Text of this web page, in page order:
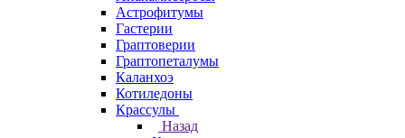
Астрофитумы
Гастерии
Граптоверии
Граптопеталумы
Каланхоэ
Котиледоны
Крассулы
Назад